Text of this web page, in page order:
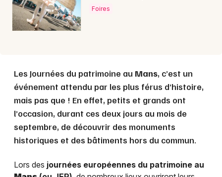
Foires
Les Journées du patrimoine au Mans, c’est un
événement attendu par les plus férus d’histoire,
mais pas que ! En effet, petits et grands ont
l’occasion, durant ces deux jours au mois de
septembre, de découvrir des monuments
historiques et des bâtiments hors du commun.
Lors des journées européennes du patrimoine au